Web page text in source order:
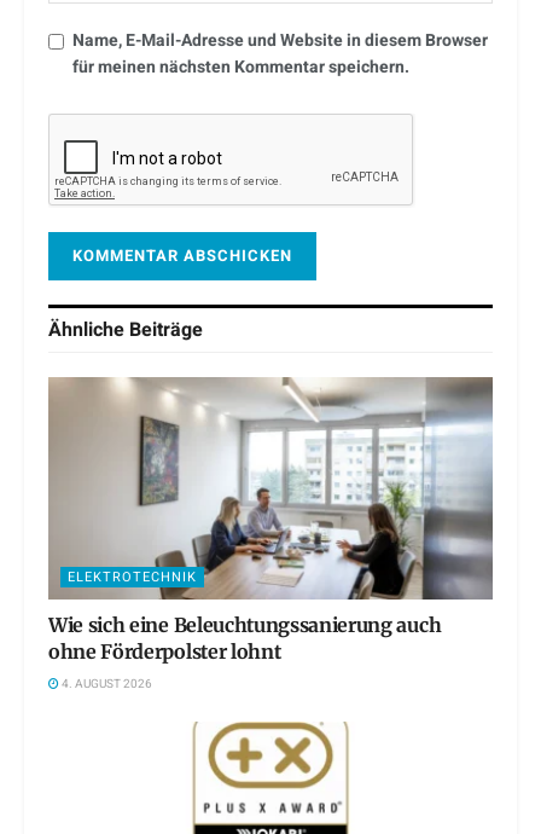
Name, E-Mail-Adresse und Website in diesem Browser
für meinen nächsten Kommentar speichern.
Ähnliche Beiträge
ELEKTROTECHNIK
Wie sich eine Beleuchtungssanierung auch
ohne Förderpolster lohnt
4. AUGUST 2026